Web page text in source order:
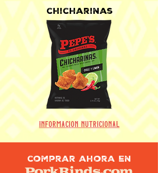
chicharinas
información nutricional
comprar ahora en